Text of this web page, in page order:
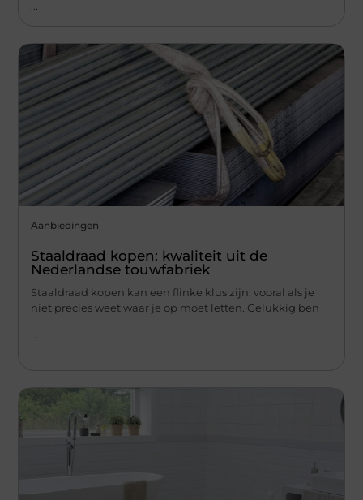
Aanbiedingen
Staaldraad kopen: kwaliteit uit de
Nederlandse touwfabriek
Staaldraad kopen kan een flinke klus zijn, vooral als je
niet precies weet waar je op moet letten. Gelukkig ben